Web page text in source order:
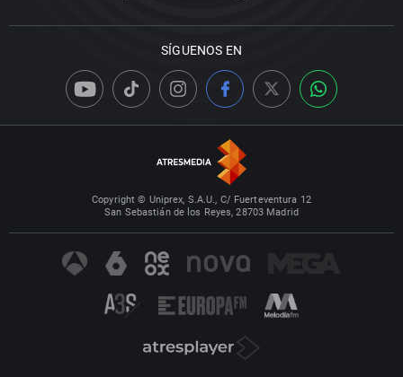
SÍGUENOS EN
Copyright © Uniprex, S.A.U., C/ Fuerteventura 12
San Sebastián de los Reyes, 28703 Madrid